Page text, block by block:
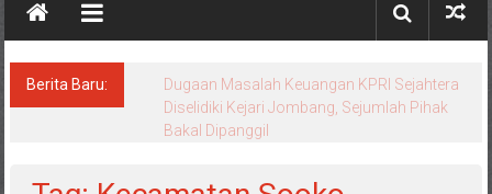
Berita Baru:
Dugaan Masalah Keuangan KPRI Sejahtera
Diselidiki Kejari Jombang, Sejumlah Pihak
Bakal Dipanggil